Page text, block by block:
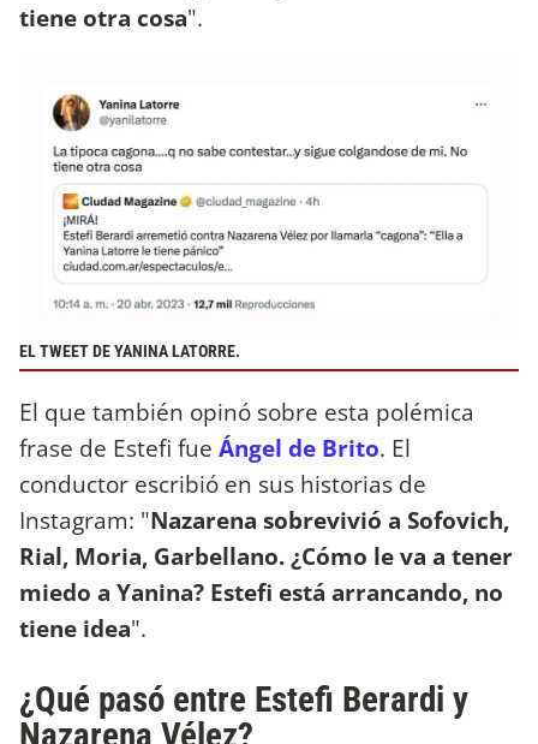
tiene otra cosa".
EL TWEET DE YANINA LATORRE.
El que también opinó sobre esta polémica
frase de Estefi fue Ángel de Brito. El
conductor escribió en sus historias de
Instagram: "Nazarena sobrevivió a Sofovich,
Rial, Moria, Garbellano. ¿Cómo le va a tener
miedo a Yanina? Estefi está arrancando, no
tiene idea".
¿Qué pasó entre Estefi Berardi y
Nazarena Vélez?